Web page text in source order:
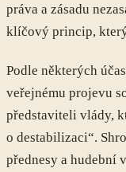
práva a zásadu
klíčový princip,
Podle některých
veřejnému projevu
představiteli vlády,
o destabilizaci“.
přednesy a hudební